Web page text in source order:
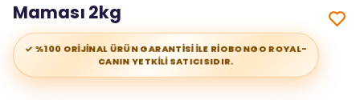
Maması 2kg
✓ %100 ORİJİNAL ÜRÜN GARANTİSİ İLE RİOBONGO ROYAL-
CANIN YETKİLİ SATICISIDIR.